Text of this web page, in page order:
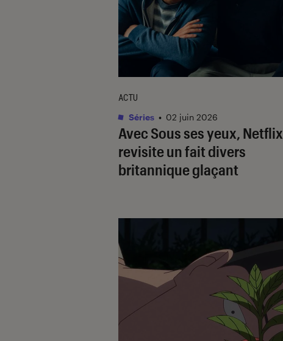
Avec Sous ses yeux, Netflix
revisite un fait divers
britannique glaçant
ACTU
Séries • 02 juin 2026